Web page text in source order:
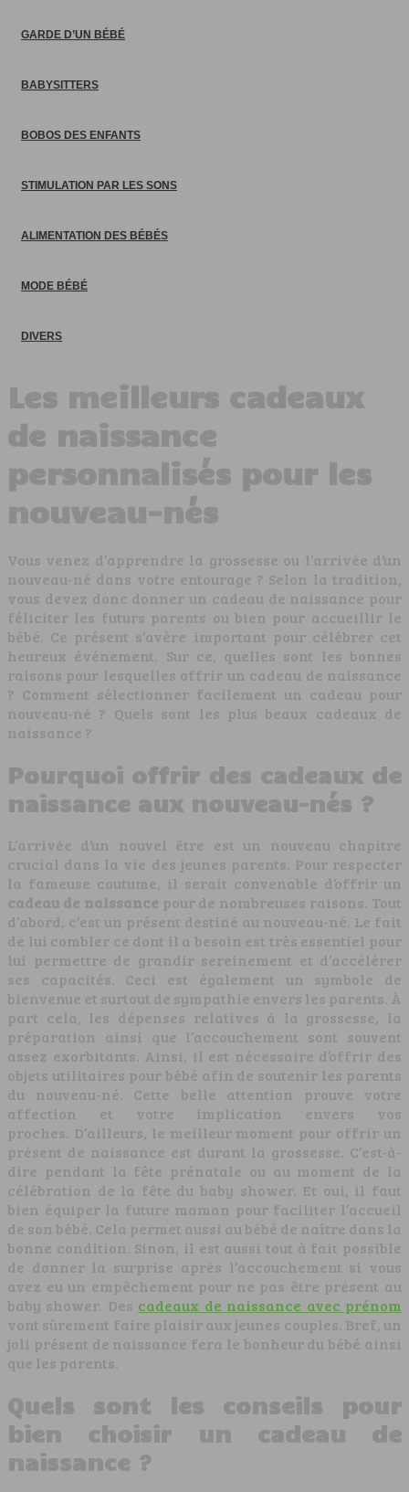
GARDE D’UN BÉBÉ
BABYSITTERS
BOBOS DES ENFANTS
STIMULATION PAR LES SONS
ALIMENTATION DES BÉBÉS
MODE BÉBÉ
DIVERS
Les meilleurs cadeaux
de naissance
personnalisés pour les
nouveau-nés
Vous venez d’apprendre la grossesse ou l’arrivée d’un
nouveau-né dans votre entourage ? Selon la tradition,
vous devez donc donner un cadeau de naissance pour
féliciter les futurs parents ou bien pour accueillir le
bébé. Ce présent s’avère important pour célébrer cet
heureux événement. Sur ce, quelles sont les bonnes
raisons pour lesquelles offrir un cadeau de naissance
? Comment sélectionner facilement un cadeau pour
nouveau-né ? Quels sont les plus beaux cadeaux de
naissance ?
Pourquoi offrir des cadeaux de
naissance aux nouveau-nés ?
L’arrivée d’un nouvel être est un nouveau chapitre
crucial dans la vie des jeunes parents. Pour respecter
la fameuse coutume, il serait convenable d’offrir un
cadeau de naissance pour de nombreuses raisons. Tout
d’abord, c’est un présent destiné au nouveau-né. Le fait
de lui combler ce dont il a besoin est très essentiel pour
lui permettre de grandir sereinement et d’accélérer
ses capacités. Ceci est également un symbole de
bienvenue et surtout de sympathie envers les parents. À
part cela, les dépenses relatives à la grossesse, la
préparation ainsi que l’accouchement sont souvent
assez exorbitants. Ainsi, il est nécessaire d’offrir des
objets utilitaires pour bébé afin de soutenir les parents
du nouveau-né. Cette belle attention prouve votre
affection et votre implication envers vos
proches. D’ailleurs, le meilleur moment pour offrir un
présent de naissance est durant la grossesse. C’est-à-
dire pendant la fête prénatale ou au moment de la
célébration de la fête du baby shower. Et oui, il faut
bien équiper la future maman pour faciliter l’accueil
de son bébé. Cela permet aussi au bébé de naître dans la
bonne condition. Sinon, il est aussi tout à fait possible
de donner la surprise après l’accouchement si vous
avez eu un empêchement pour ne pas être présent au
baby shower. Des cadeaux de naissance avec prénom
vont sûrement faire plaisir aux jeunes couples. Bref, un
joli présent de naissance fera le bonheur du bébé ainsi
que les parents.
Quels sont les conseils pour
bien choisir un cadeau de
naissance ?